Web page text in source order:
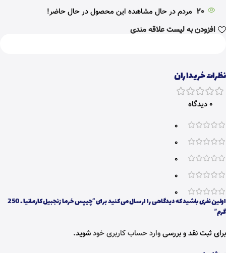
20 مردم در حال مشاهده این محصول در حال حاضر!
افزودن به لیست علاقه مندی
نظرات خریداران
0 دیدگاه
0
0
0
0
0
اولین نفری باشید که دیدگاهی را ارسال می کنید برای “چیپس خرما زنجبیل کارمانیا ـ 250
گرم”
برای ثبت نقد و بررسیوارد حساب کاربری خودشوید.